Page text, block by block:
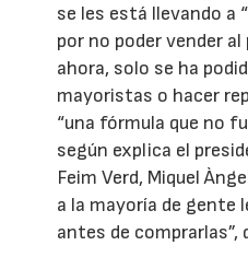
se les está llevando a
por no poder vender
ahora, solo se ha
mayoristas o hacer
“una fórmula que no
según explica el
Feim Verd, Miquel
a la mayoría de gente
antes de comprarlas”,